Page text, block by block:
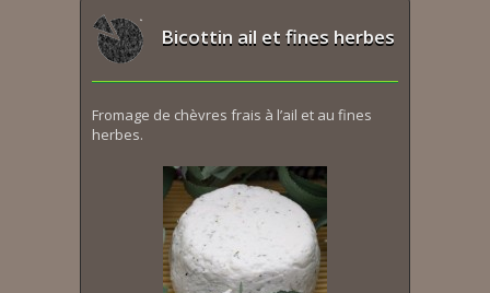
Bicottin ail et fines herbes
Fromage de chèvres frais à l’ail et au fines
herbes.